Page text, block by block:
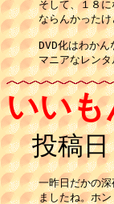
そして、１８
ならんかったけ
DVD化はわか
いいも
投稿日
一昨日だかの
ましたね。ホ